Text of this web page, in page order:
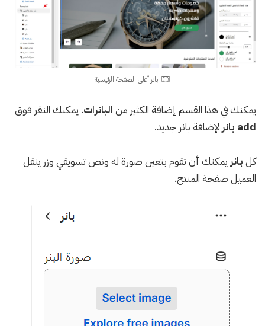
بانر أعلى الصفحة الرئيسية
يمكنك في هذا القسم إضافة الكثير منالبانرات. يمكنك النقر فوق
add بانر
لإضافة بانر جديد.
كلبانر يمكنك أن تقوم بتعين صورة له ونص تسويقي وزر ينقل
العميل صفحة المنتج.